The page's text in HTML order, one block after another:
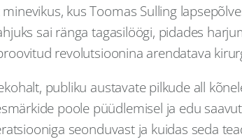
kus Toomas Sulling
sai ränga tagasilöögi, pidades
revolutsioonina arendatava
publiku austavate pilkude all
poole püüdlemisel ja edu
seonduvast ja kuidas seda